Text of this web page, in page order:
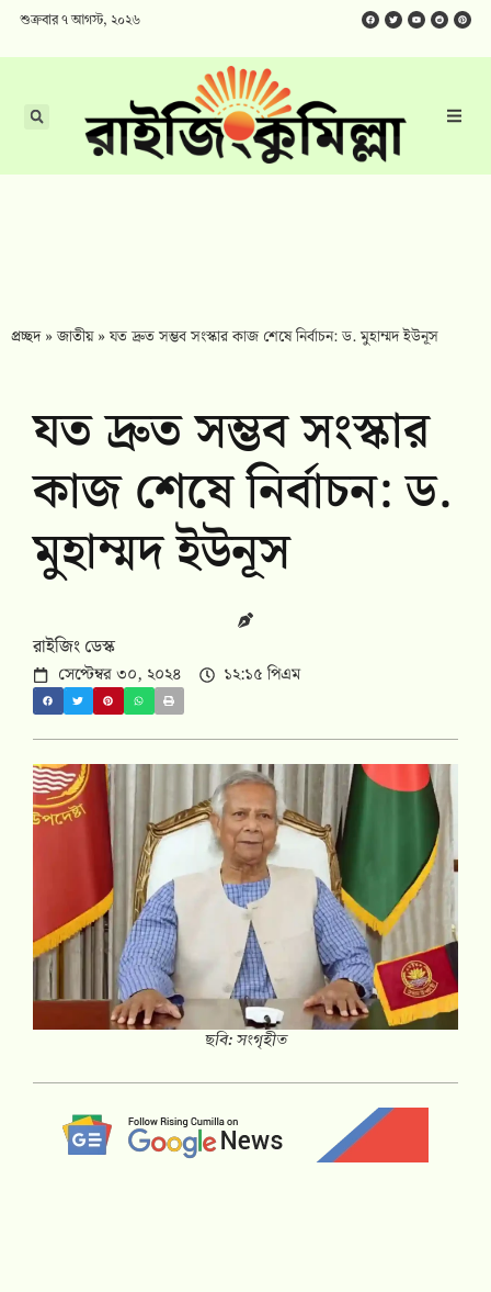
শুক্রবার ৭ আগস্ট, ২০২৬
প্রচ্ছদ»জাতীয়»যত দ্রুত সম্ভব সংস্কার কাজ শেষে নির্বাচন: ড. মুহাম্মদ ইউনূস
যত দ্রুত সম্ভব সংস্কার
কাজ শেষে নির্বাচন: ড.
মুহাম্মদ ইউনূস
রাইজিং ডেস্ক
সেপ্টেম্বর ৩০, ২০২৪ ১২:১৫ পিএম
ছবি: সংগৃহীত